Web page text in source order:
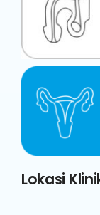
Lokasi